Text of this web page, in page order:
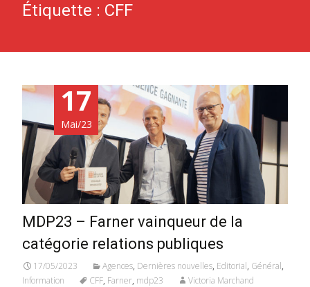
Étiquette : CFF
17
Mai/23
MDP23 – Farner vainqueur de la
catégorie relations publiques
17/05/2023 Agences, Dernières nouvelles, Editorial, Général,
Information
CFF, Farner, mdp23 Victoria Marchand